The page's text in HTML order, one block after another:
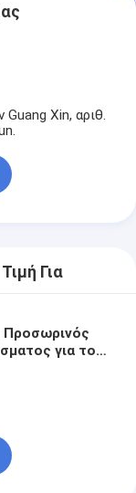
Xin, αριθ.
Για
για το